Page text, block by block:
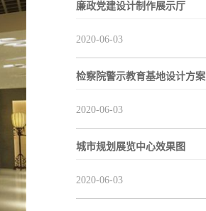
廉政党建设计制作展示厅
2020-06-03
检察院警示教育基地设计方案
2020-06-03
城市规划展览中心效果图
2020-06-03